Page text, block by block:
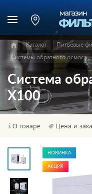
Каталог
Питьевые
Системы обратного осмоса
Система
X100
О товаре Цена и
НОВИНКА
АКЦИЯ